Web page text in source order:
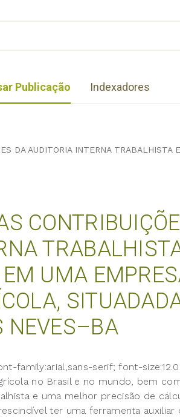
Publicação Indexadores
DA AUDITORIA INTERNA
UMA
NEVES–BA
family:arial,sans-serif; font-
no Brasil e no mundo, bem
e uma melhor precisão de
ter uma ferramenta